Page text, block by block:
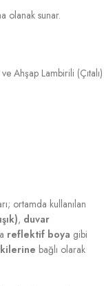
olanak sunar.
Ahşap Lambirili (Çıtalı)
ortamda kullanılan
, duvar
reflektif boya gibi
bağlı olarak